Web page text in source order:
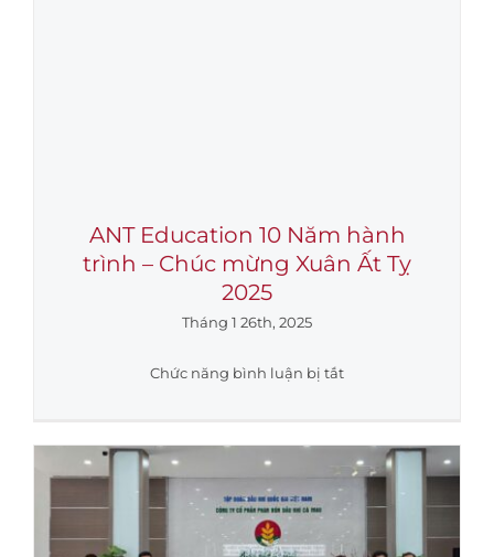
ANT Education 10 Năm hành
trình – Chúc mừng Xuân Ất Tỵ
2025
Tháng 1 26th, 2025
Chức năng bình luận bị tắtở
10
Năm
hành